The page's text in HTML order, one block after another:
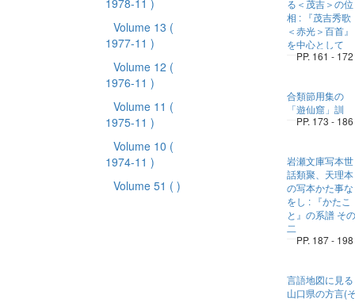
1978-11 )
Volume 13 (
1977-11 )
Volume 12 (
1976-11 )
Volume 11 (
1975-11 )
Volume 10 (
1974-11 )
Volume 51 ( )
る＜茂吉＞の位
相 : 『茂吉秀歌
＜赤光＞百首』
を中心として
PP. 161 - 172
合類節用集の
「遊仙窟」訓
PP. 173 - 186
岩瀬文庫写本世
話類聚、天理本
の写本かた事な
をし : 『かたこ
と』の系譜 その
二
PP. 187 - 198
言語地図に見る
山口県の方言(